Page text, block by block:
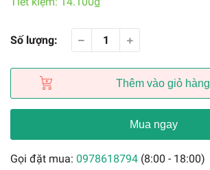
Số lượng:
Thêm vào giỏ hàng
Mua ngay
Gọi đặt mua: 0978618794 (8:00 - 18:00)